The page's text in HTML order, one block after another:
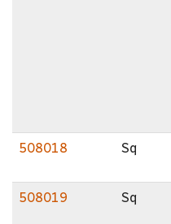
508018 Sq
508019 Sq